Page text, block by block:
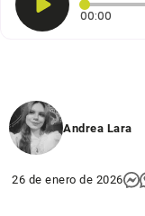
00:00
Andrea Lara
26 de enero de 2026